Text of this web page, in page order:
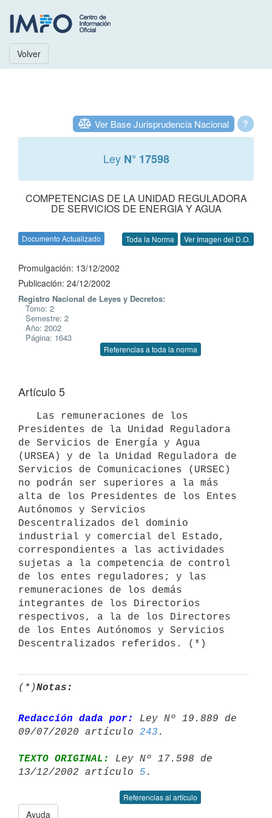
Volver
?
Ver Base Jurisprudencia Nacional
Ley N° 17598
COMPETENCIAS DE LA UNIDAD REGULADORA
DE SERVICIOS DE ENERGIA Y AGUA
Documento Actualizado Toda la Norma Ver Imagen del D.O.
Promulgación: 13/12/2002
Publicación: 24/12/2002
Registro Nacional de Leyes y Decretos:
Tomo: 2
Semestre: 2
Año: 2002
Página: 1643
Referencias a toda la norma
Artículo 5
Presidentes de la Unidad Reguladora
de Servicios de Energía y Agua
(URSEA) y de la Unidad Reguladora de
Servicios de Comunicaciones (URSEC)
no podrán ser superiores a la más
alta de los Presidentes de los Entes
Autónomos y Servicios
Descentralizados del dominio
industrial y comercial del Estado,
correspondientes a las actividades
sujetas a la competencia de control
de los entes reguladores; y las
remuneraciones de los demás
integrantes de los Directorios
respectivos, a la de los Directores
de los Entes Autónomos y Servicios
Descentralizados referidos. (*)
(*)Notas:
Redacción dada por:
Ley Nº 19.889 de
09/07/2020 artículo 243
TEXTO ORIGINAL:
Ley Nº 17.598 de
13/12/2002 artículo 5
Referencias al artículo
Ayuda